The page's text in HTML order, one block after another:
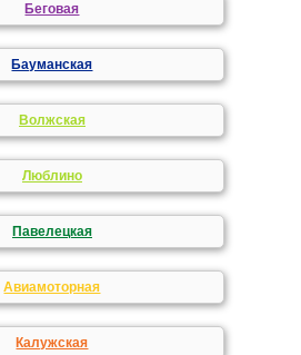
Беговая
Бауманская
Волжская
Люблино
Павелецкая
Авиамоторная
Калужская